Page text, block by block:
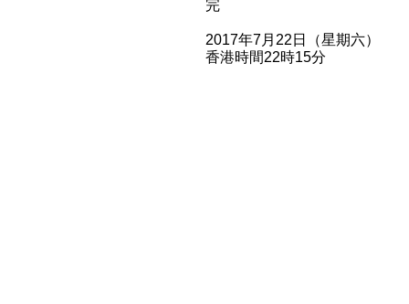
完
2017年7月22日（星期六）
香港時間22時15分